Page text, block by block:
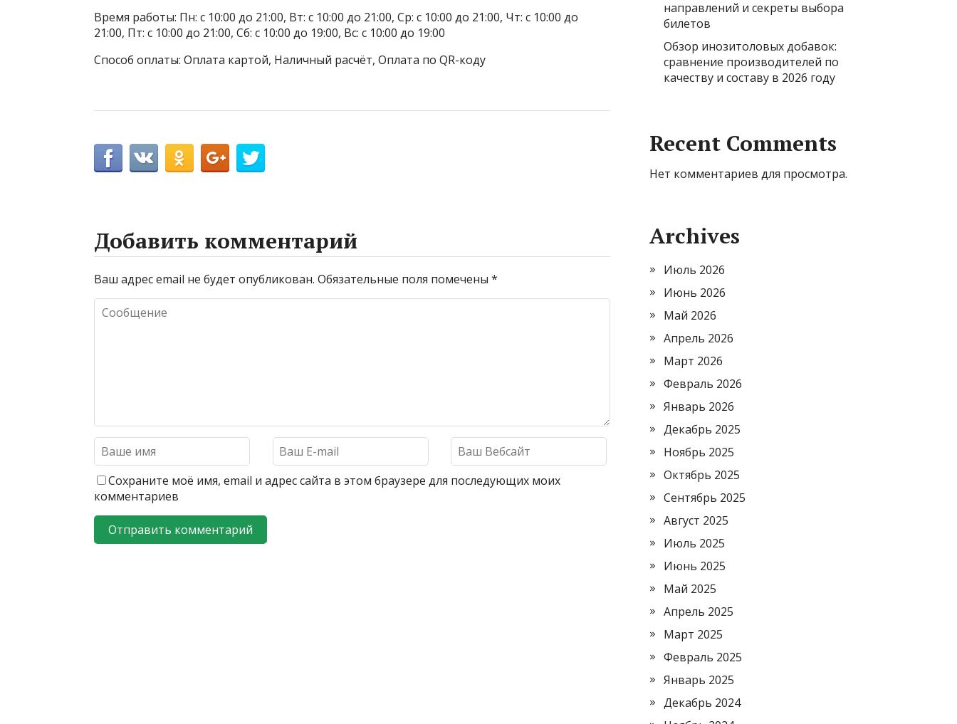
Время работы: Пн: с 10:00 до 21:00, Вт: с 10:00 до 21:00, Ср: с 10:00 до 21:00, Чт: с 10:00 до
21:00, Пт: с 10:00 до 21:00, Сб: с 10:00 до 19:00, Вс: с 10:00 до 19:00
Способ оплаты: Оплата картой, Наличный расчёт, Оплата по QR-коду
Добавить комментарий
Ваш адрес email не будет опубликован. Обязательные поля помечены *
Сохраните моё имя, email и адрес сайта в этом браузере для последующих моих
комментариев
направлений и секреты выбора
билетов
Обзор инозитоловых добавок:
сравнение производителей по
качеству и составу в 2026 году
Recent Comments
Нет комментариев для просмотра.
Archives
Июль 2026
Июнь 2026
Май 2026
Апрель 2026
Март 2026
Февраль 2026
Январь 2026
Декабрь 2025
Ноябрь 2025
Октябрь 2025
Сентябрь 2025
Август 2025
Июль 2025
Июнь 2025
Май 2025
Апрель 2025
Март 2025
Февраль 2025
Январь 2025
Декабрь 2024